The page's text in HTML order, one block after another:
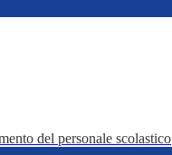
del personale scolastico